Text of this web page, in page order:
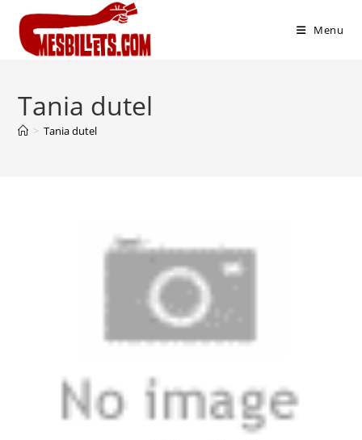
Menu
Tania dutel
> Tania dutel